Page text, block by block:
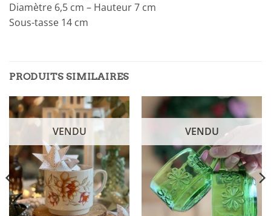
Diamètre 6,5 cm – Hauteur 7 cm
Sous-tasse 14 cm
PRODUITS SIMILAIRES
VENDU VENDU